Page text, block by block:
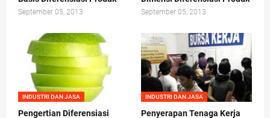
September 05, 2013 September 05, 2013
INDUSTRI DAN JASA
Pengertian Diferensiasi
INDUSTRI DAN JASA
Penyerapan Tenaga Kerja